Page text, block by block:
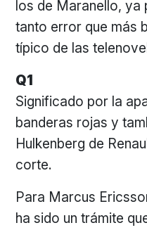
los de Maranello, ya
tanto error que más
típico de las
Q1
Significado por la
banderas rojas y
Hulkenberg de
corte.
Para Marcus
ha sido un trámite